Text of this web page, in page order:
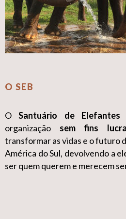
O SEB
OSantuário de Elefantes
organização sem fins
transformar as vidas e o futuro
América do Sul, devolvendo a
ser quem querem e merecem